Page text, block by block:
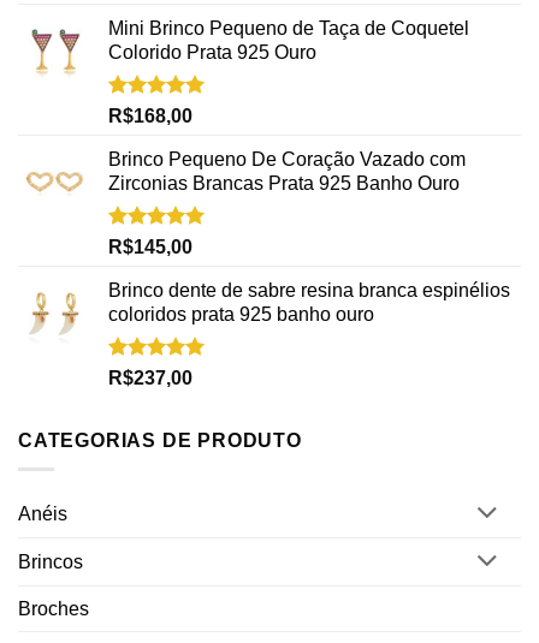
Mini Brinco Pequeno de Taça de Coquetel
Colorido Prata 925 Ouro
Avaliação
R$168,00
Brinco Pequeno De Coração Vazado com
Zirconias Brancas Prata 925 Banho Ouro
Avaliação
R$145,00
Brinco dente de sabre resina branca espinélios
coloridos prata 925 banho ouro
Avaliação
R$237,00
CATEGORIAS DE PRODUTO
Anéis
Brincos
Broches